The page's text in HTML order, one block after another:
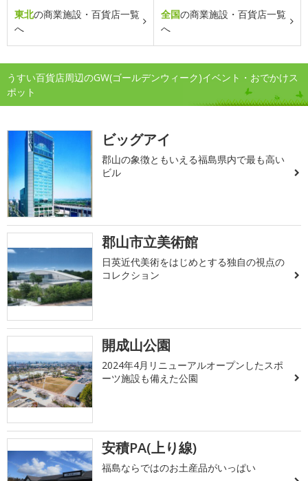
東北の商業施設・百貨店一覧
へ
全国の商業施設・百貨店一覧
へ
うすい百貨店周辺のGW(ゴールデンウィーク)イベント・おでかけス
ポット
ビッグアイ
郡山の象徴ともいえる福島県内で最も高い
ビル
郡山市立美術館
日英近代美術をはじめとする独自の視点の
コレクション
開成山公園
2024年4月リニューアルオープンしたスポ
ーツ施設も備えた公園
安積PA(上り線)
福島ならではのお土産品がいっぱい